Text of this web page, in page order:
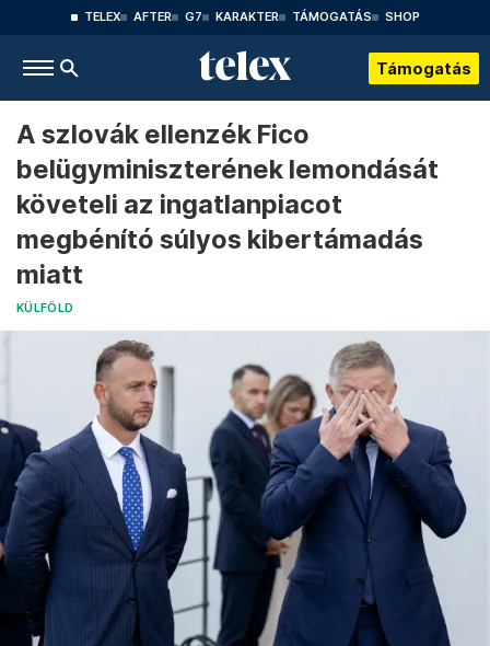
TELEX AFTER G7 KARAKTER TÁMOGATÁS SHOP
Támogatás
A szlovák ellenzék Fico
belügyminiszterének lemondását
követeli az ingatlanpiacot
megbénító súlyos kibertámadás
miatt
KÜLFÖLD